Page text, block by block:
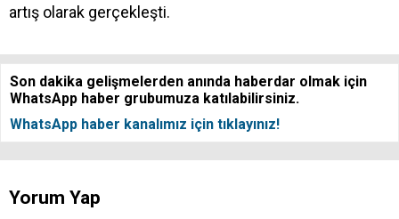
artış olarak gerçekleşti.
Son dakika gelişmelerden anında haberdar olmak için
WhatsApp haber grubumuza katılabilirsiniz.
WhatsApp haber kanalımız için tıklayınız!
Yorum Yap